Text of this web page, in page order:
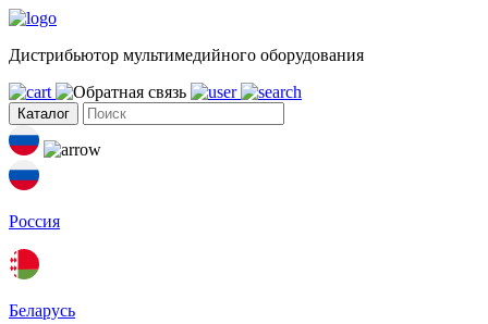
Дистрибьютор мультимедийного оборудования
Каталог
Россия
Беларусь